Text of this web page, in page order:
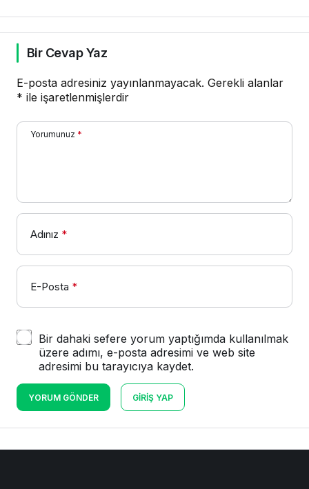
Bir Cevap Yaz
E-posta adresiniz yayınlanmayacak. Gerekli alanlar
* ile işaretlenmişlerdir
Yorumunuz *
Adınız *
E-Posta *
Bir dahaki sefere yorum yaptığımda kullanılmak
üzere adımı, e-posta adresimi ve web site
adresimi bu tarayıcıya kaydet.
YORUM GÖNDER GIRIŞ YAP